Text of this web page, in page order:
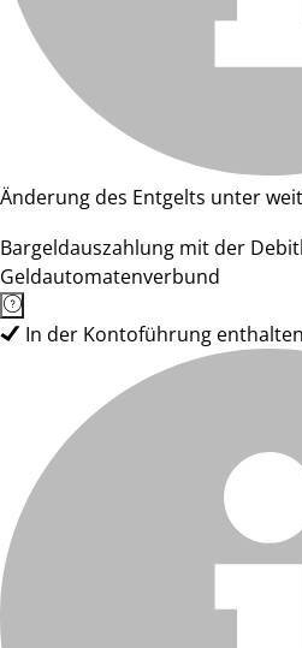
Änderung des Entgelts unter
Bargeldauszahlung mit der
Geldautomatenverbund
In der Kontoführung enthalten